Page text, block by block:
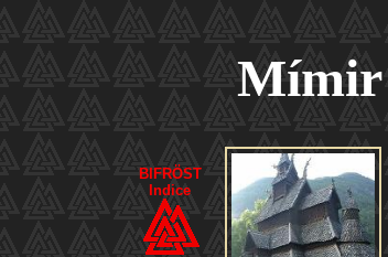
Mímir
BIFRÖST
Indice